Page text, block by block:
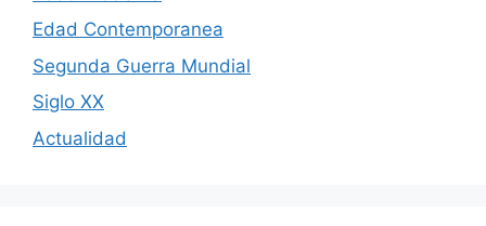
Edad Contemporanea
Segunda Guerra Mundial
Siglo XX
Actualidad